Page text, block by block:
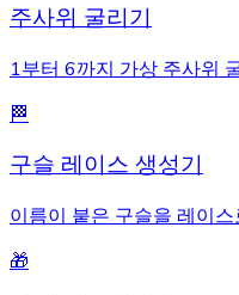
주사위 굴리기
1부터 6까지 가상 주사위
🏁
구슬 레이스 생성기
이름이 붙은 구슬을 레이
🎁